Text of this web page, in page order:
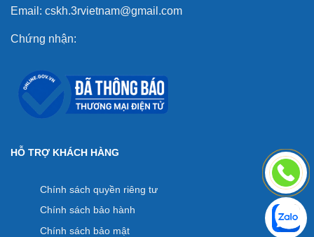
Email: cskh.3rvietnam@gmail.com
Chứng nhận:
HỖ TRỢ KHÁCH HÀNG
Chính sách quyền riêng tư
Chính sách bảo hành
Chính sách bảo mật